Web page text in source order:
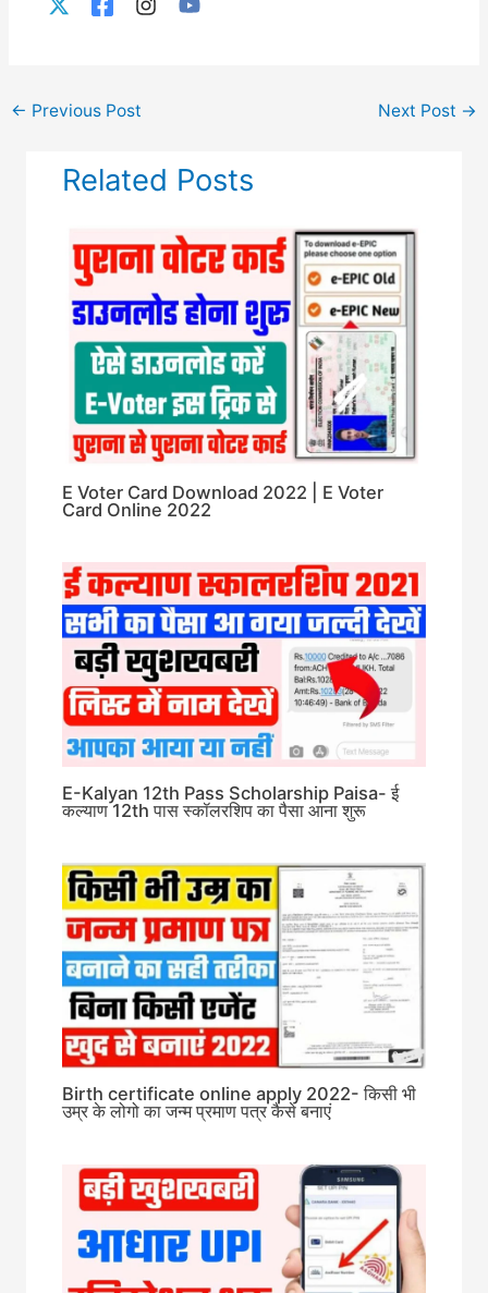
← Previous Post Next Post →
Related Posts
E Voter Card Download 2022 | E Voter
Card Online 2022
E-Kalyan 12th Pass Scholarship Paisa- ई
कल्याण 12th पास स्कॉलरशिप का पैसा आना शुरू
Birth certificate online apply 2022- किसी भी
उम्र के लोगो का जन्म प्रमाण पत्र कैसे बनाएं